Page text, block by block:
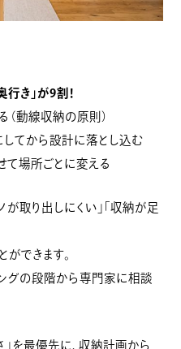
行き」が9割！
動線収納の原則）
てから設計に落とし込む
て場所ごとに変える
取り出しにくい」「収納が足
できます。
グの段階から専門家に相談
を最優先に、収納計画から